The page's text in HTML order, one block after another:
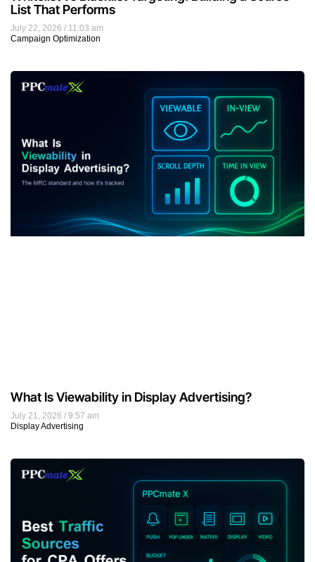
July 22, 2026
11:03 am
Campaign Optimization
List That Performs
July 21, 2026
9:57 am
Display Advertising
What Is Viewability in Display Advertising?